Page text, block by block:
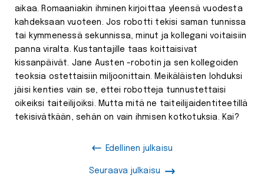
aikaa. Romaaniakin ihminen kirjoittaa yleensä vuodesta
kahdeksaan vuoteen. Jos robotti tekisi saman tunnissa
tai kymmenessä sekunnissa, minut ja kollegani voitaisiin
panna viralta. Kustantajille taas koittaisivat
kissanpäivät. Jane Austen -robotin ja sen kollegoiden
teoksia ostettaisiin miljoonittain. Meikäläisten lohduksi
jäisi kenties vain se, ettei robotteja tunnustettaisi
oikeiksi taiteilijoiksi. Mutta mitä ne taiteilijaidentiteetillä
tekisivätkään, sehän on vain ihmisen kotkotuksia. Kai?
Edellinen julkaisu
Seuraava julkaisu